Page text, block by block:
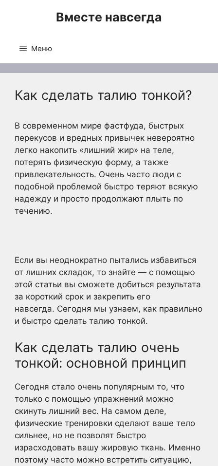
Вместе навсегда
Меню
Как сделать талию тонкой?
В современном мире фастфуда, быстрых
перекусов и вредных привычек невероятно
легко накопить «лишний жир» на теле,
потерять физическую форму, а также
привлекательность. Очень часто люди с
подобной проблемой быстро теряют всякую
надежду и просто продолжают плыть по
течению.
Если вы неоднократно пытались избавиться
от лишних складок, то знайте — с помощью
этой статьи вы сможете добиться результата
за короткий срок и закрепить его
навсегда. Сегодня мы узнаем, как правильно
и быстро сделать талию тонкой.
Как сделать талию очень
тонкой: основной принцип
Сегодня стало очень популярным то, что
только с помощью упражнений можно
скинуть лишний вес. На самом деле,
физические тренировки сделают ваше тело
сильнее, но не позволят быстро
израсходовать вашу жировую ткань. Именно
поэтому часто можно встретить ситуацию,